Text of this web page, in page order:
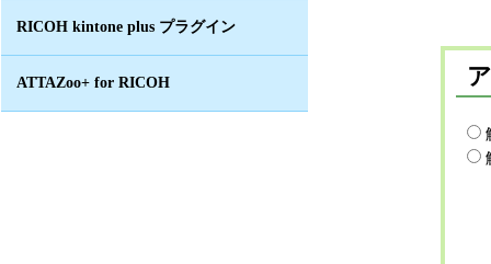
RICOH kintone plus プラグイン
ATTAZoo+ for RICOH